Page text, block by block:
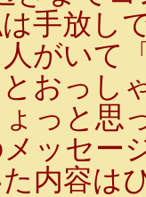
手放し
がいて
おっし
っと思
ッセー
内容は